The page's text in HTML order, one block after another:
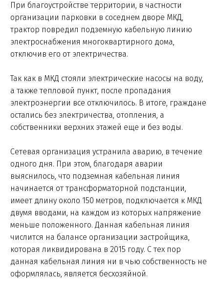
При благоустройстве территории, в частности
организации парковки в соседнем дворе МКД,
трактор повредил подземную кабельную линию
электроснабжения многоквартирного дома,
отключив его от электричества.
Так как в МКД стояли электрические насосы на воду,
а также тепловой пункт, после пропадания
электроэнергии все отключилось. В итоге, граждане
остались без электричества, отопления, а
собственники верхних этажей еще и без воды.
Сетевая организация устранила аварию, в течение
одного дня. При этом, благодаря аварии
выяснилось, что подземная кабельная линия
начинается от трансформаторной подстанции,
имеет длину около 150 метров, подключается к МКД
двумя вводами, на каждом из которых напряжение
меньше положенного. Данная кабельная линия
числится на балансе организации застройщика,
которая ликвидирована в 2015 году. С тех пор
данная кабельная линия ни в чью собственность не
оформлялась, является бесхозяйной.